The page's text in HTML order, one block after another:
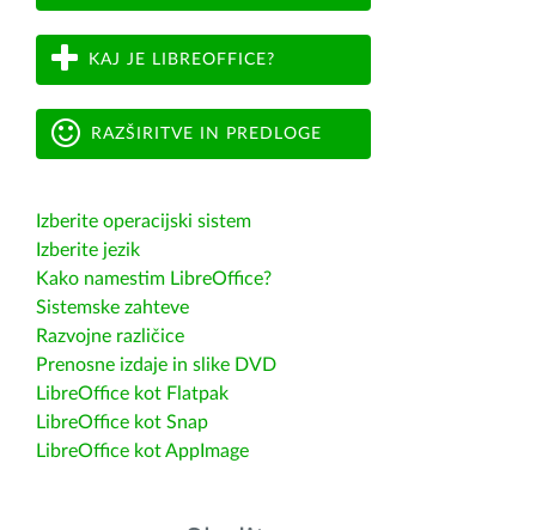
KAJ JE LIBREOFFICE?
RAZŠIRITVE IN PREDLOGE
Izberite operacijski sistem
Izberite jezik
Kako namestim LibreOffice?
Sistemske zahteve
Razvojne različice
Prenosne izdaje in slike DVD
LibreOffice kot Flatpak
LibreOffice kot Snap
LibreOffice kot AppImage